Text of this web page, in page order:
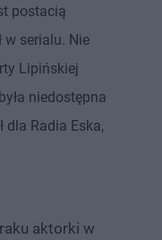
postacią
w serialu. Nie
Lipińskiej
niedostępna
dla Radia Eska,
aktorki w